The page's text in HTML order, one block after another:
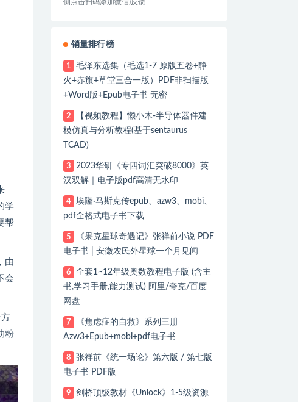
学
帮
由
会
粉
侧点击扫码添加微信)反馈
销量排行榜
1
毛泽东选集（毛选1-7 原版五卷+静
火+赤旗+草堂三合一版）PDF非扫描版
+Word版+Epub电子书 无密
2
【视频教程】懒小木-半导体器件建
模仿真与分析教程(基于sentaurus
TCAD)
3
2023华研《专四词汇突破8000》英
汉双解｜电子版pdf高清无水印
4
埃隆·马斯克传epub、azw3、mobi、
pdf全格式电子书下载
5
《果克星球奇遇记》张祥前小说 PDF
电子书 | 安徽农民外星球一个月见闻
6
全套1~12年级奥数教程电子版 (含主
书,学习手册,能力测试) 阿里/夸克/百度
网盘
7
《焦虑症的自救》系列三册
Azw3+Epub+mobi+pdf电子书
8
张祥前《统一场论》第六版 / 第七版
电子书 PDF版
9
剑桥顶级教材《Unlock》1-5级资源